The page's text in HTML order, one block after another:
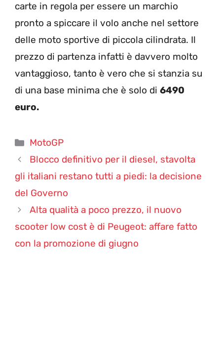
carte in regola per essere un marchio
pronto a spiccare il volo anche nel settore
delle moto sportive di piccola cilindrata. Il
prezzo di partenza infatti è davvero molto
vantaggioso, tanto è vero che si stanzia su
di una base minima che è solo di 6490
euro.
Categorie
MotoGP
Blocco definitivo per il diesel, stavolta
gli italiani restano tutti a piedi: la decisione
del Governo
Alta qualità a poco prezzo, il nuovo
scooter low cost è di Peugeot: affare fatto
con la promozione di giugno